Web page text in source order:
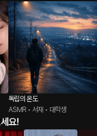
독립의 온도
ASMR • 서재 • 대학생
요!